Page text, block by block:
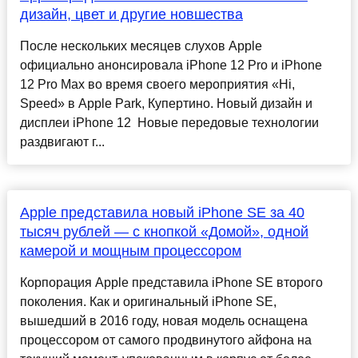
дизайн, цвет и другие новшества
После нескольких месяцев слухов Apple
официально анонсировала iPhone 12 Pro и iPhone
12 Pro Max во время своего мероприятия «Hi,
Speed» в Apple Park, Купертино. Новый дизайн и
дисплеи iPhone 12 Новые передовые технологии
раздвигают г...
Apple представила новый iPhone SE за 40
тысяч рублей — с кнопкой «Домой», одной
камерой и мощным процессором
Корпорация Apple представила iPhone SE второго
поколения. Как и оригинальный iPhone SE,
вышедший в 2016 году, новая модель оснащена
процессором от самого продвинутого айфона на